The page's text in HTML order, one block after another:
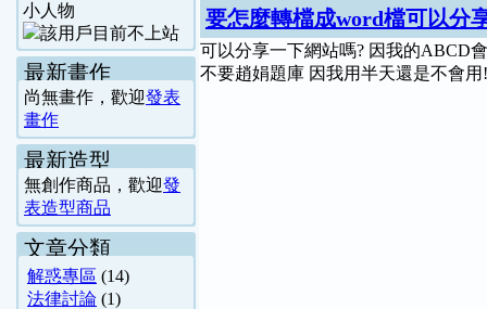
小人物
最新畫作
尚無畫作，歡迎發表
畫作
最新造型
無創作商品，歡迎發
表造型商品
文章分類
解惑專區 (14)
法律討論 (1)
要怎麼轉檔成word檔可以分
可以分享一下網站嗎? 因我的ABCD
不要趙娟題庫 因我用半天還是不會用